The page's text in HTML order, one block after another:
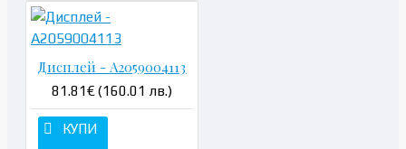
Дисплей - A2059004113
81.81€ (160.01 лв.)
КУПИ